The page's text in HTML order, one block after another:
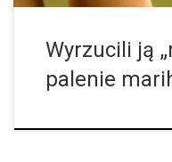
Wyrzucili ją
palenie